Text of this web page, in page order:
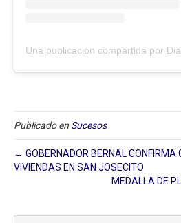
Publicado en Sucesos
← GOBERNADOR BERNAL CONFIRMA
VIVIENDAS EN SAN JOSECITO
MEDALLA DE